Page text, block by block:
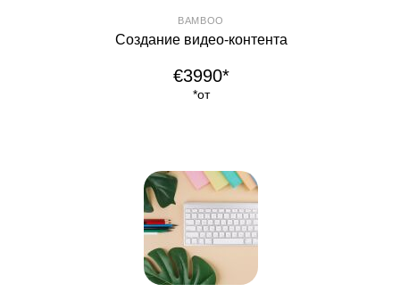
BAMBOO
Создание видео-контента
€3990*
*от